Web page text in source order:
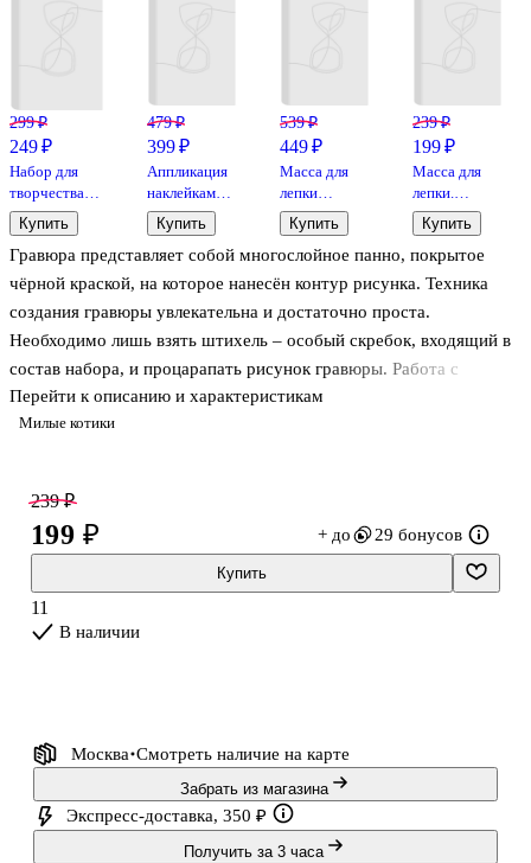
Милые котики
Гравюра представляет собой многослойное панно, покрытое
чёрной краской, на которое нанесён контур рисунка. Техника
создания гравюры увлекательна и достаточно проста.
Необходимо лишь взять штихель – особый скребок, входящий в
состав набора, и процарапать рисунок гравюры. Работа с
гравюрой развивает усидчивость, внимательность и образное
мышление. А чтобы готовая гравюра заиграла по-новому, можно
Перейти к описанию и характеристикам
299 ₽
249 ₽
Набор для
творчества
Lori.
Скретчинг.
Гравюра
«Животные
Кошечка»
Купить
479 ₽
399 ₽
Аппликация
наклейками
по номерам
«Сумеречные
коты»
Купить
539 ₽
449 ₽
Масса для
лепки
«Суперлёгкий
пластилин»,
36 цветов,
пластиковые
штуки
Купить
239 ₽
199 ₽
Масса для
лепки.
Легкий
пластилин,
12 цветов, 3
стека
Купить
239 ₽
199 ₽ + до 29 бонусов
Купить
11
В наличии
Москва Смотреть наличие на карте
Забрать из магазина
Экспресс-доставка, 350 ₽
Получить за 3 часа